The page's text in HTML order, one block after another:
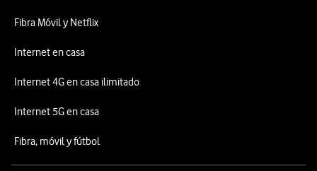
Fibra Móvil y Netflix
Internet en casa
Internet 4G en casa ilimitado
Internet 5G en casa
Fibra, móvil y fútbol